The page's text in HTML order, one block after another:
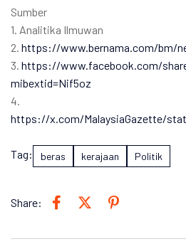
Sumber
1. Analitika Ilmuwan
2. https://www.bernama.com/bm/
3. https://www.facebook.com/
mibextid=Nif5oz
4.
https://x.com/MalaysiaGazette/
Tag: beras kerajaan Politik
Share: